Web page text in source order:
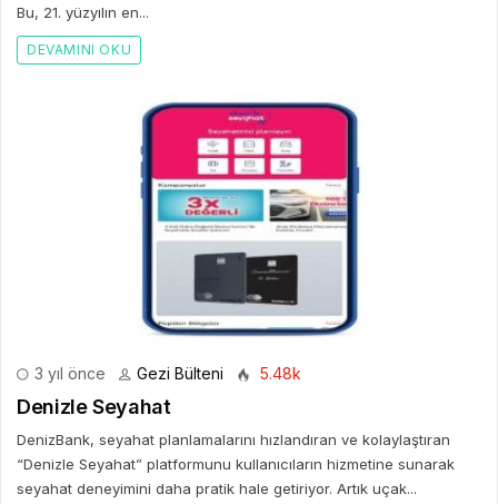
Bu, 21. yüzyılın en...
DEVAMINI OKU
3 yıl önce Gezi Bülteni 5.48k
Denizle Seyahat
DenizBank, seyahat planlamalarını hızlandıran ve kolaylaştıran
“Denizle Seyahat” platformunu kullanıcıların hizmetine sunarak
seyahat deneyimini daha pratik hale getiriyor. Artık uçak...